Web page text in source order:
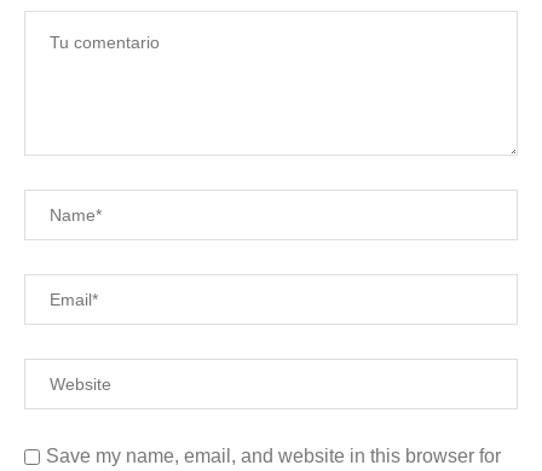
Save my name, email, and website in this browser for